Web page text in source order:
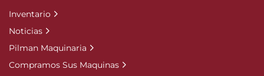
Inventario
Noticias
Pilman Maquinaria
Compramos Sus Maquinas